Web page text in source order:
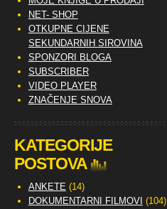
NET- SHOP
OTKUPNE CIJENE
SEKUNDARNIH SIROVINA
SPONZORI BLOGA
SUBSCRIBER
VIDEO PLAYER
ZNAČENJE SNOVA
KATEGORIJE
POSTOVA
ANKETE (14)
DOKUMENTARNI FILMOVI (104)